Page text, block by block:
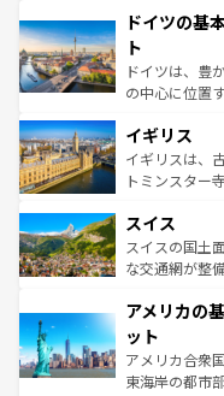
せる。地方に
ンテンツ一覧
で、幅広い魅
聖堂、美しい
から魅了する
れ、フランス
香り高いラベ
らに、パリ以
も豊かな歴史
を参照してほ
ドイツの基
ト
ドイツは、豊
の中心に位置
顔を持つこの
ルリンの文化
してライン川
は、お酒好きな人
ドイツ情報は
イギリス
イギリスは、
トミンスター
リアごとに異
ティー、ビー
戦など、本場
ンツ一覧を参
スイス
スイスの国土
な交通網が整
の建物がその
博物館もあり
ことができる
者向けの交通
アメリカの
ット
アメリカ合衆
東海岸の都市